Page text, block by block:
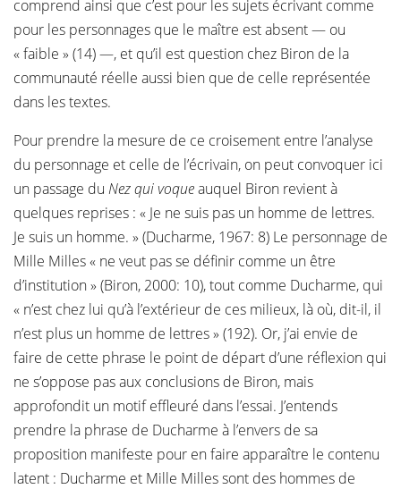
comprend ainsi que c’est pour les sujets écrivant comme
pour les personnages que le maître est absent — ou
« faible » (14) —, et qu’il est question chez Biron de la
communauté réelle aussi bien que de celle représentée
dans les textes.
Pour prendre la mesure de ce croisement entre l’analyse
du personnage et celle de l’écrivain, on peut convoquer ici
un passage du Nez qui voqueauquel Biron revient à
quelques reprises : « Je ne suis pas un homme de lettres.
Je suis un homme. » (Ducharme, 1967: 8) Le personnage de
Mille Milles « ne veut pas se définir comme un être
d’institution » (Biron, 2000: 10), tout comme Ducharme, qui
« n’est chez lui qu’à l’extérieur de ces milieux, là où, dit-il, il
n’est plus un homme de lettres » (192). Or, j’ai envie de
faire de cette phrase le point de départ d’une réflexion qui
ne s’oppose pas aux conclusions de Biron, mais
approfondit un motif effleuré dans l’essai. J’entends
prendre la phrase de Ducharme à l’envers de sa
proposition manifeste pour en faire apparaître le contenu
latent : Ducharme et Mille Milles sont des hommes de